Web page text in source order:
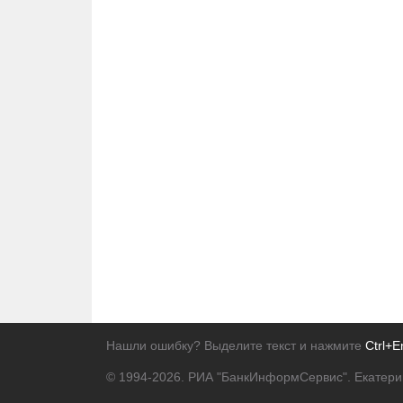
Нашли ошибку? Выделите текст и нажмите
© 1994-2026. РИА "БанкИнформСервис".